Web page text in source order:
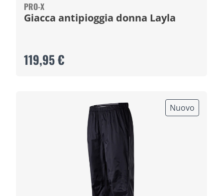
PRO-X
Giacca antipioggia donna Layla
119,95 €
Nuovo